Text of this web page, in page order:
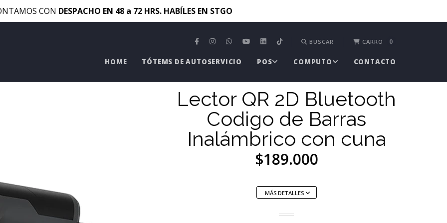
CON DESPACHO EN 48 a 72 HRS. HABÍLES EN STGO
BUSCAR CARRO 0
HOME TÓTEMS DE AUTOSERVICIO POS COMPUTO CONTACTO
Lector QR 2D Bluetooth
Codigo de Barras
Inalámbrico con cuna
$189.000
MÁS DETALLES